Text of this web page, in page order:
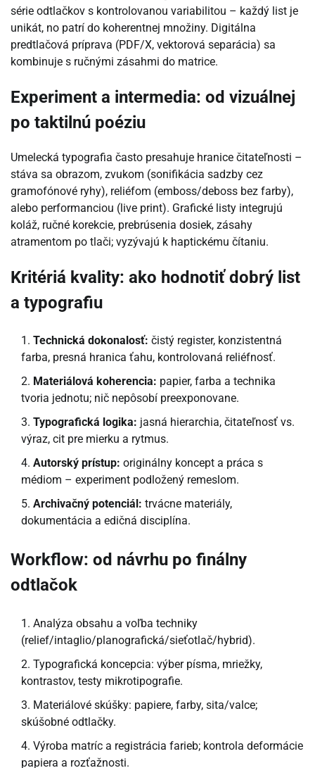
série odtlačkov s kontrolovanou variabilitou – každý list je
unikát, no patrí do koherentnej množiny. Digitálna
predtlačová príprava (PDF/X, vektorová separácia) sa
kombinuje s ručnými zásahmi do matrice.
Experiment a intermedia: od vizuálnej
po taktilnú poéziu
Umelecká typografia často presahuje hranice čitateľnosti –
stáva sa obrazom, zvukom (sonifikácia sadzby cez
gramofónové ryhy), reliéfom (emboss/deboss bez farby),
alebo performanciou (live print). Grafické listy integrujú
koláž, ručné korekcie, prebrúsenia dosiek, zásahy
atramentom po tlači; vyzývajú k haptickému čítaniu.
Kritériá kvality: ako hodnotiť dobrý list
a typografiu
Technická dokonalosť: čistý register, konzistentná
farba, presná hranica ťahu, kontrolovaná reliéfnosť.
Materiálová koherencia: papier, farba a technika
tvoria jednotu; nič nepôsobí preexponovane.
Typografická logika: jasná hierarchia, čitateľnosť vs.
výraz, cit pre mierku a rytmus.
Autorský prístup: originálny koncept a práca s
médiom – experiment podložený remeslom.
Archivačný potenciál: trvácne materiály,
dokumentácia a edičná disciplína.
Workflow: od návrhu po finálny
odtlačok
Analýza obsahu a voľba techniky
(relief/intaglio/planografická/sieťotlač/hybrid).
Typografická koncepcia: výber písma, mriežky,
kontrastov, testy mikrotipografie.
Materiálové skúšky: papiere, farby, sita/valce;
skúšobné odtlačky.
Výroba matríc a registrácia farieb; kontrola deformácie
papiera a rozťažnosti.